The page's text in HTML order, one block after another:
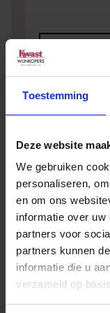
Toestemming
Deze website
We gebruiken
personaliseren,
en om ons
informatie over
partners voor
partners kunnen
informatie die u
verzameld op
Andere